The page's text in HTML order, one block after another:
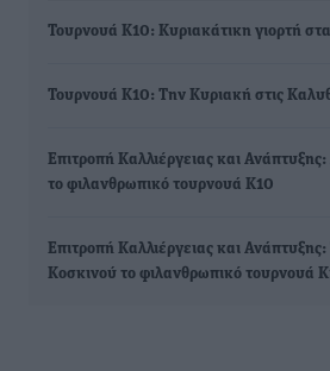
Τουρνουά Κ10: Κυριακάτικη γιορτή
Τουρνουά Κ10: Την Κυριακή στις
Επιτροπή Καλλιέργειας και
το φιλανθρωπικό τουρνουά Κ10
Επιτροπή Καλλιέργειας και
Κοσκινού το φιλανθρωπικό τουρνουά